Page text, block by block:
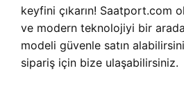
keyfini çıkarın! Saatport.com
ve modern teknolojiyi bir
modeli güvenle satın
sipariş için bize ulaşabilirsiniz.